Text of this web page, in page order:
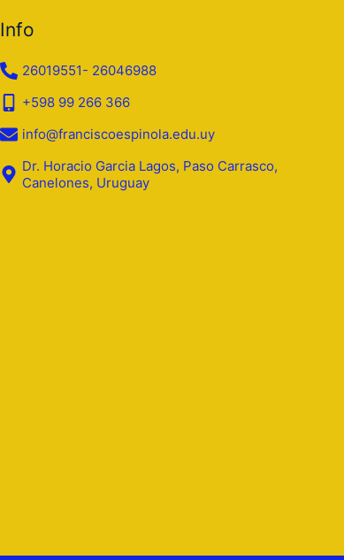
Info
26019551- 26046988
+598 99 266 366
info@franciscoespinola.edu.uy
Dr. Horacio Garcia Lagos, Paso Carrasco,
Canelones, Uruguay